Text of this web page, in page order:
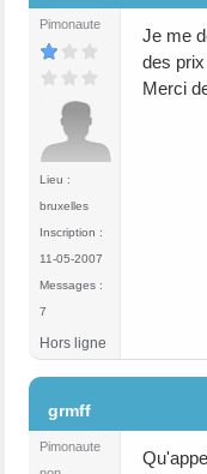
Pimonaute
Lieu :
bruxelles
Inscription :
11-05-2007
Messages :
7
Je me
des
Merci
Hors ligne
grmff
Pimonaute